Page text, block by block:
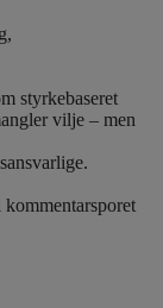
styrkebaseret
vilje – men